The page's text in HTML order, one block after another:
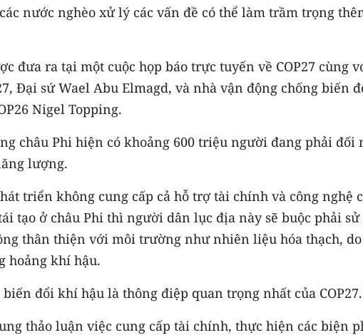
nước nghèo xử lý các vấn đề có thể làm trầm trọng
đưa ra tại một cuộc họp báo trực tuyến về COP27 cùng
Đại sứ Wael Abu Elmagd, và nhà vận động chống biến
Nigel Topping.
châu Phi hiện có khoảng 600 triệu người đang phải đối
lượng.
triển không cung cấp cả hỗ trợ tài chính và công nghệ
tạo ở châu Phi thì người dân lục địa này sẽ buộc phải sử
thân thiện với môi trường như nhiên liệu hóa thạch,
hoảng khí hậu.
đổi khí hậu là thông điệp quan trọng nhất của COP27.
thảo luận việc cung cấp tài chính, thực hiện các biện